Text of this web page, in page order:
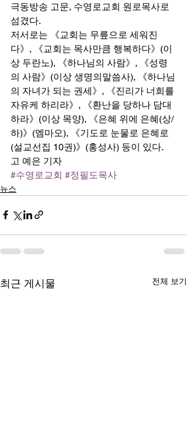
극동방송 고문, 수영로교회 원로목사로
섬겼다.
저서로는 《교회는 무릎으로 세워진
다》, 《교회는 목사만큼 행복하다》(이
상 두란노), 《하나님의 사람》, 《성령
의 사람》(이상 생명의말씀사), 《하나님
의 자녀가 되는 권세》, 《진리가 너희를
자유케 하리라》, 《환난을 당하나 담대
하라》(이상 목양), 《은혜 위에 은혜(상/
하)》(엠마오), 《기도로 눈물로 은혜로
(설교선집 10권)》(홍성사) 등이 있다.
고 예은 기자
#수영로교회 #정필도목사
뉴스
최근 게시물 전체 보기